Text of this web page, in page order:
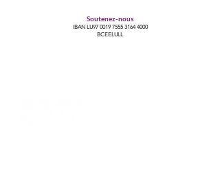
Soutenez-nous
IBAN LU97 0019 7555 3164 4000
BCEELULL